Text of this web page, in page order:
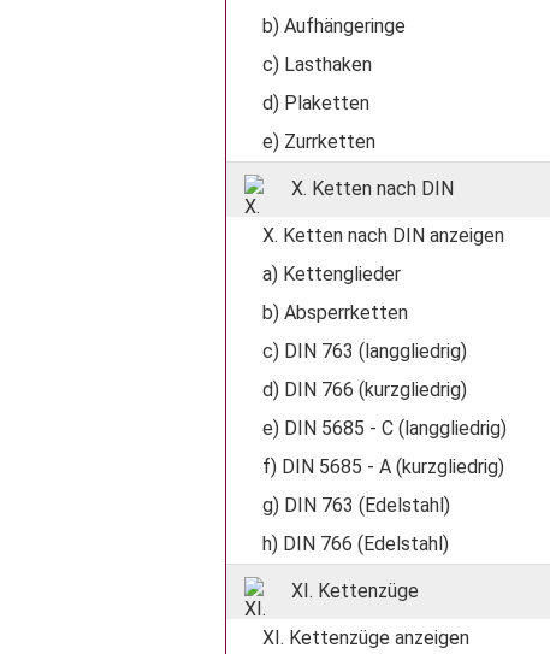
b) Aufhängeringe
c) Lasthaken
d) Plaketten
e) Zurrketten
X. Ketten nach DIN
X. Ketten nach DIN anzeigen
a) Kettenglieder
b) Absperrketten
c) DIN 763 (langgliedrig)
d) DIN 766 (kurzgliedrig)
e) DIN 5685 - C (langgliedrig)
f) DIN 5685 - A (kurzgliedrig)
g) DIN 763 (Edelstahl)
h) DIN 766 (Edelstahl)
XI. Kettenzüge
XI. Kettenzüge anzeigen